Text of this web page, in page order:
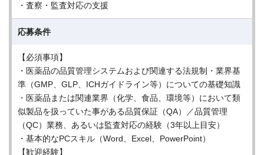
・査察・監査対応の支援
応募条件
【必須事項】
・医薬品の品質管理システムおよび関連する法規制・業界基
準（GMP、GLP、ICHガイドライン等）についての基礎知識
・医薬品または関連業界（化学、食品、環境等）において類
似製品を扱っていた事がある品質保証（QA）／品質管理
（QC）業務、あるいは監査対応の経験（3年以上目安）
・基本的なPCスキル（Word、Excel、PowerPoint）
【歓迎経験】